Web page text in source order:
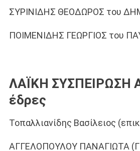
ΣΥΡΙΝΙΔΗΣ ΘΕΟΔΩΡΟΣ του
ΠΟΙΜΕΝΙΔΗΣ ΓΕΩΡΓΙΟΣ του
ΛΑΪΚΗ ΣΥΣΠΕΙΡΩΣΗ
έδρες
Τοπαλλιανίδης Βασίλειος
ΑΓΓΕΛΟΠΟΥΛΟΥ ΠΑΝΑΓΙΩΤΑ